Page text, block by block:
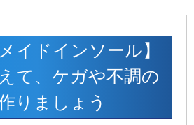
イドインソール】
て、ケガや不調の
りましょう